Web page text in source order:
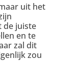
uit het
de juiste
en te
zal dit
zou